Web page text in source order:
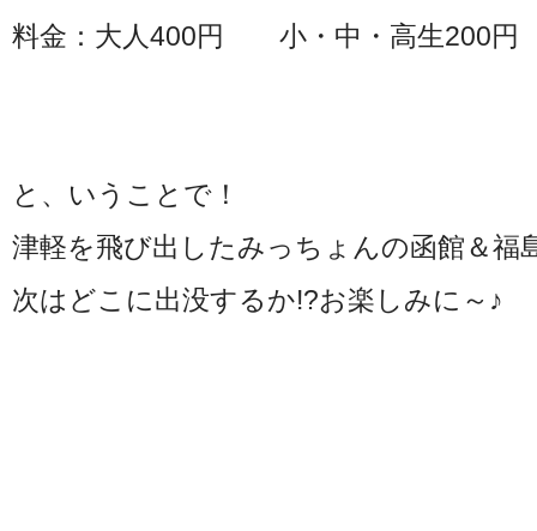
料金：大人400円 小・中・高生200円
と、いうことで！
津軽を飛び出したみっちょんの函館＆福
次はどこに出没するか!?お楽しみに～♪